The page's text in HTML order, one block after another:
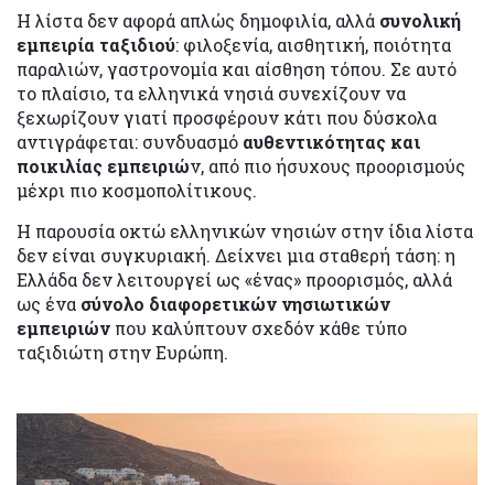
Η λίστα δεν αφορά απλώς δημοφιλία, αλλά συνολική
εμπειρία ταξιδιού: φιλοξενία, αισθητική, ποιότητα
παραλιών, γαστρονομία και αίσθηση τόπου. Σε αυτό
το πλαίσιο, τα ελληνικά νησιά συνεχίζουν να
ξεχωρίζουν γιατί προσφέρουν κάτι που δύσκολα
αντιγράφεται: συνδυασμό αυθεντικότητας και
ποικιλίας εμπειριών, από πιο ήσυχους προορισμούς
μέχρι πιο κοσμοπολίτικους.
Η παρουσία οκτώ ελληνικών νησιών στην ίδια λίστα
δεν είναι συγκυριακή. Δείχνει μια σταθερή τάση: η
Ελλάδα δεν λειτουργεί ως «ένας» προορισμός, αλλά
ως ένα σύνολο διαφορετικών νησιωτικών
εμπειριών που καλύπτουν σχεδόν κάθε τύπο
ταξιδιώτη στην Ευρώπη.